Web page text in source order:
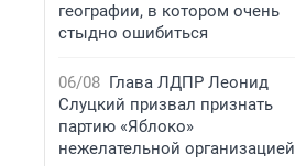
географии, в котором очень
стыдно ошибиться
06/08 Глава ЛДПР Леонид
Слуцкий призвал признать
партию «Яблоко»
нежелательной организацией